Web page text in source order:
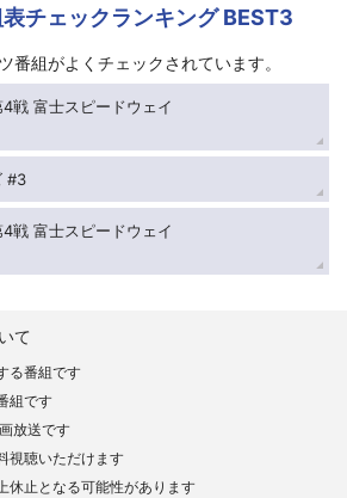
チェックランキング BEST3
番組がよくチェックされています。
戦 富士スピードウェイ
#3
戦 富士スピードウェイ
て
る番組です
組です
放送です
視聴いただけます
休止となる可能性があります